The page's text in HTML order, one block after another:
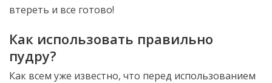
втереть и все готово!
Как использовать правильно
пудру?
Как всем уже известно, что перед использованием